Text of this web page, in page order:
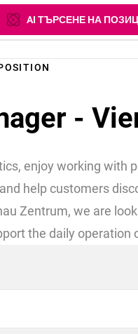
AI ТЪРСЕНЕ НА
-
enjoy working with
help customers
Zentrum, we are
the daily operation